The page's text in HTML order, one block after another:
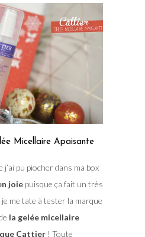
Micellaire Apaisante
pu piocher dans ma box
joiepuisque ça fait un très
me tate à tester la marque
la gelée micellaire
Cattier! Toute